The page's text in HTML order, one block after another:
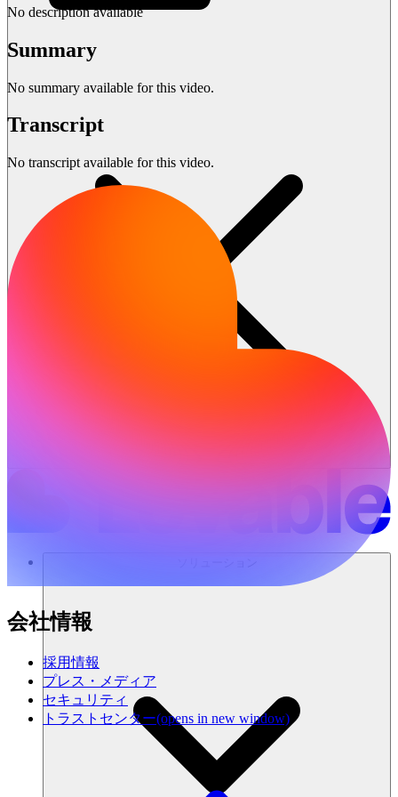
No description available
Summary
No summary available for this video.
Transcript
No transcript available for this video.
会社情報
採用情報
プレス・メディア
セキュリティ
トラストセンター(opens in new window)